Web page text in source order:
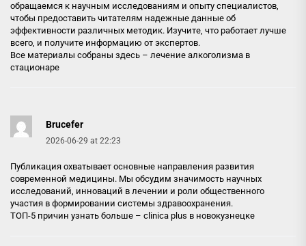
обращаемся к научным исследованиям и опыту специалистов,
чтобы предоставить читателям надежные данные об
эффективности различных методик. Изучите, что работает лучше
всего, и получите информацию от экспертов.
Все материалы собраны здесь – лечение алкоголизма в
стационаре
Brucefer
2026-06-29 at 22:23
Публикация охватывает основные направления развития
современной медицины. Мы обсудим значимость научных
исследований, инноваций в лечении и роли общественного
участия в формировании системы здравоохранения.
ТОП-5 причин узнать больше – clinica plus в новокузнецке